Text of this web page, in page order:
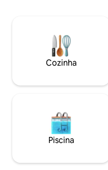
distância. Observação: a
entre a casa e o lago. A
caminhada do seu cais. O
Mille Lacs fica a poucos
Cozinha
Piscina